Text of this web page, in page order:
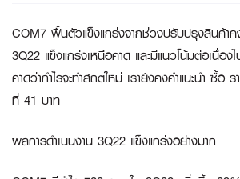
COM7 ฟื้นตัวแข็งแกร่งจากช่วงปรับปรุงสินค้าค
3Q22 แข็งแกร่งเหนือคาด และมีแนวโน้มต่อเนื่อง
คาดว่ากำไรจะทำสถิติใหม่ เรายังคงคำแนะนำ ซื้อ ร
ที่ 41 บาท
ผลการดำเนินงาน 3Q22 แข็งแกร่งอย่างมาก